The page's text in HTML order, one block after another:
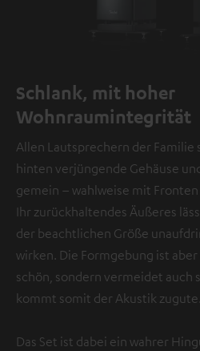
Schlank, mit hoher
Wohnraumintegrität
Allen Lautsprechern der Familie
hinten verjüngende Gehäuse
gemein – wahlweise mit
Ihr zurückhaltendes Äußeres
der beachtlichen Größe
wirken. Die Formgebung ist
schön, sondern vermeidet auch
kommt somit der Akustik zugute.
Das Set ist dabei ein wahrer